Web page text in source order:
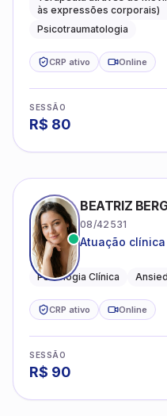
às expressões corporais)
Psicotraumatologia
CRP ativo Online
SESSÃO
R$ 80
BEATRIZ
08/42531
Atuação
Psicologia Clínica
CRP ativo Online
SESSÃO
R$ 90